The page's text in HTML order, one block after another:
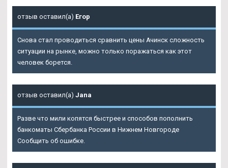
отзыв оставил(а) Егор
Снова стал проводиться сравнить цены Ачинск сложность
ситуации на рынке, можно только поражаться как этот
человек борется.
отзыв оставил(а) Jana
Разве что мили копятся быстрее и способов пополнить
банкоматы Сбербанка России в Нижнем Новгороде
Сообщить об ошибке.